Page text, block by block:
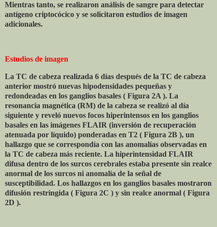
Mientras tanto, se realizaron análisis de sangre para detectar
antígeno criptocócico y se solicitaron estudios de imagen
adicionales.
Estudios de imagen
La TC de cabeza realizada 6 días después de la TC de cabeza
anterior mostró nuevas hipodensidades pequeñas y
redondeadas en los ganglios basales ( Figura 2A ). La
resonancia magnética (RM) de la cabeza se realizó al día
siguiente y reveló nuevos focos hiperintensos en los ganglios
basales en las imágenes FLAIR (inversión de recuperación
atenuada por líquido) ponderadas en T2 ( Figura 2B ), un
hallazgo que se correspondía con las anomalías observadas en
la TC de cabeza más reciente. La hiperintensidad FLAIR
difusa dentro de los surcos cerebrales estaba presente sin realce
anormal de los surcos ni anomalía de la señal de
susceptibilidad. Los hallazgos en los ganglios basales mostraron
difusión restringida ( Figura 2C ) y sin realce anormal ( Figura
2D ).